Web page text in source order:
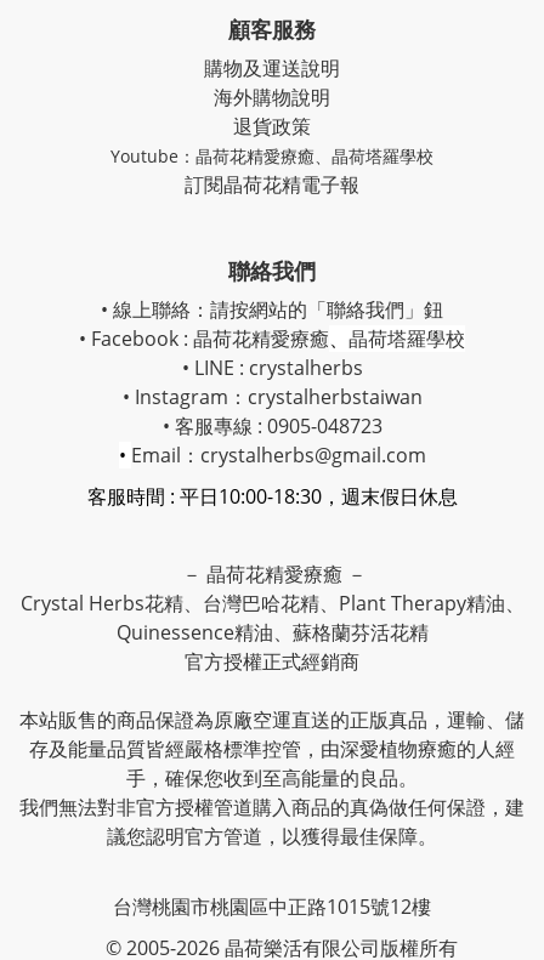
顧客服務
購物及運送說明
海外購物說明
退貨政策
Youtube： 晶荷花精愛療癒、 晶荷塔羅學校
訂閱晶荷花精電子報
聯絡我們
• 線上聯絡：請按網站的「聯絡我們」鈕
• Facebook : 晶荷花精愛療癒、 晶荷塔羅學校
• LINE : crystalherbs
• Instagram： crystalherbstaiwan
• 客服專線 : 0905-048723
• Email：crystalherbs@gmail.com
客服時間 : 平日10:00-18:30，週末假日休息
－ 晶荷花精愛療癒 －
Crystal Herbs花精、台灣巴哈花精、Plant Therapy精油、
Quinessence精油、蘇格蘭芬活花精
官方授權正式經銷商
本站販售的商品保證為原廠空運直送的正版真品，運輸、儲
存及能量品質皆經嚴格標準控管，由深愛植物療癒的人經
手，確保您收到至高能量的良品。
我們無法對非官方授權管道購入商品的真偽做任何保證，建
議您認明官方管道，以獲得最佳保障。
台灣桃園市桃園區中正路1015號12樓
© 2005-2026 晶荷樂活有限公司版權所有